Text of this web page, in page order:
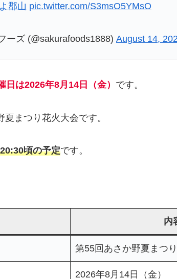
郡山 pic.twitter.com/S3msO5YMsO
ーズ (@sakurafoods1888) August 14,
日は2026年8月14日（金） です。
まつり花火大会です。
頃の予定です。
内
第55回あさか野夏まつ
2026年8月14日（金）